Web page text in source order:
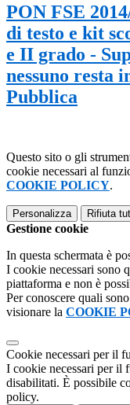
PON FSE
di testo e kit
e II grado -
nessuno resta
Pubblica
Questo sito o gli
cookie necessari al
COOKIE POLICY.
Personalizza Rifiuta
Gestione cookie
In questa schermata è
I cookie necessari sono
piattaforma e non è
Per conoscere quali
visionare la COOKIE
Cookie necessari per il
I cookie necessari per il
disabilitati. È possibile
policy.